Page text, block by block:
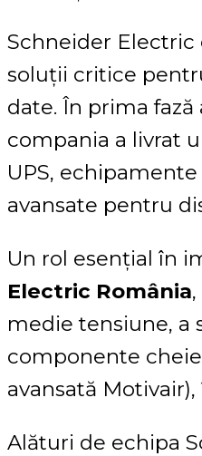
Schneider Electric
soluții critice
date. În prima
compania a livrat
UPS,
avansate pentru
Un rol esențial în
Electric România
medie tensiune, a
componente
avansată
Alături de echipa